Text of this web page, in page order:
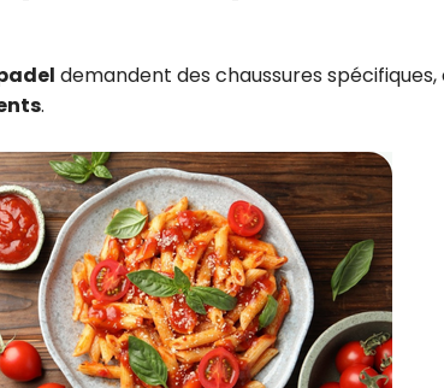
demandent des chaussures spécifiques,
.